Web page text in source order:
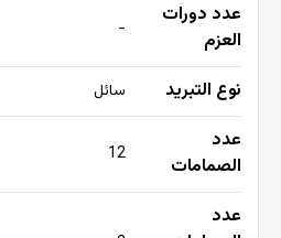
عدد دورات
العزم
-
نوع التبريد سائل
عدد
الصمامات
12
عدد